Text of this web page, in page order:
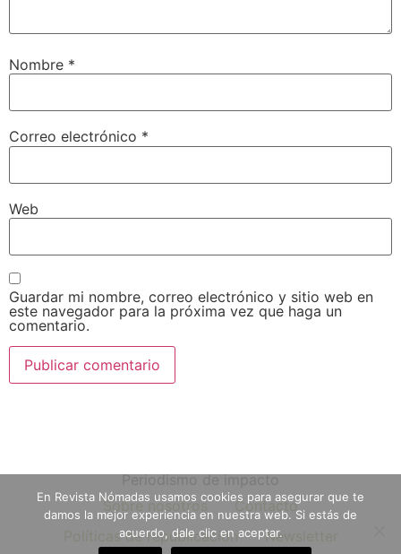
Nombre *
Correo electrónico *
Web
Guardar mi nombre, correo electrónico y sitio web en
este navegador para la próxima vez que haga un
comentario.
Periodismo de impacto
Sobre nosotros
Contacto
Políticas de republicación
Newsletter
En Revista Nómadas usamos cookies para asegurar que te
damos la mejor experiencia en nuestra web. Si estás de
acuerdo, dale clic en aceptar.